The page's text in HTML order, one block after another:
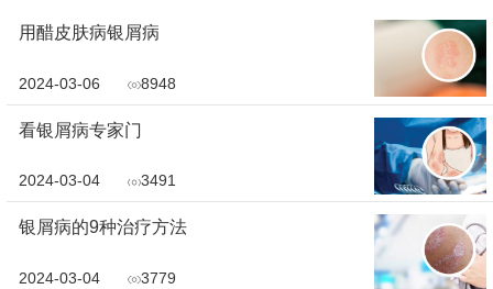
用醋皮肤病银屑病
2024-03-06 8948
看银屑病专家门
2024-03-04 3491
银屑病的9种治疗方法
2024-03-04 3779